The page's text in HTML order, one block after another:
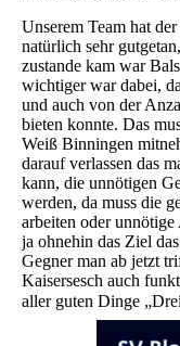
Unserem Team hat
natürlich sehr
zustande kam war
wichtiger war dabei,
und auch von der
bieten konnte. Das
Weiß Binningen
darauf verlassen das
kann, die unnötigen
werden, da muss die
arbeiten oder
ja ohnehin das Ziel
Gegner man ab jetzt
Kaisersesch auch
aller guten Dinge